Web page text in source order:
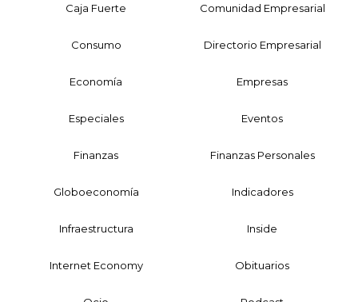
Caja Fuerte Comunidad Empresarial
Consumo Directorio Empresarial
Economía Empresas
Especiales Eventos
Finanzas Finanzas Personales
Globoeconomía Indicadores
Infraestructura Inside
Internet Economy Obituarios